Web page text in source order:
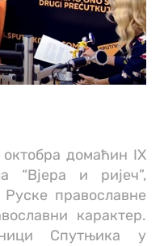
домаћин IX
“Вјера и ријеч”,
православне
карактер.
Спутњика у